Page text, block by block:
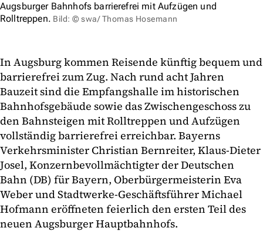
Augsburger Bahnhofs barrierefrei mit Aufzügen und
Rolltreppen. Bild: © swa/ Thomas Hosemann
In Augsburg kommen Reisende künftig bequem und
barrierefrei zum Zug. Nach rund acht Jahren
Bauzeit sind die Empfangshalle im historischen
Bahnhofsgebäude sowie das Zwischengeschoss zu
den Bahnsteigen mit Rolltreppen und Aufzügen
vollständig barrierefrei erreichbar. Bayerns
Verkehrsminister Christian Bernreiter, Klaus-Dieter
Josel, Konzernbevollmächtigter der Deutschen
Bahn (DB) für Bayern, Oberbürgermeisterin Eva
Weber und Stadtwerke-Geschäftsführer Michael
Hofmann eröffneten feierlich den ersten Teil des
neuen Augsburger Hauptbahnhofs.